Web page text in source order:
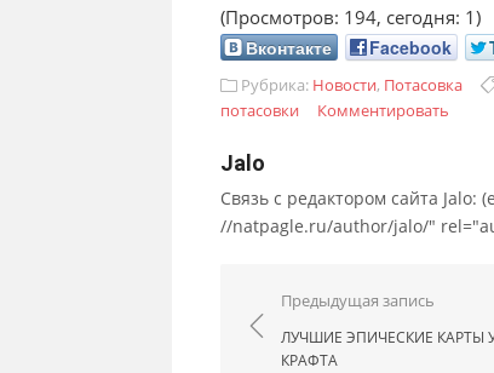
(Просмотров: 194, сегодня: 1)
Вконтакте
Facebook
Рубрика: Новости, Потасовка
потасовки
Комментировать
Jalo
Связь с редактором сайта Jalo:
//natpagle.ru/author/jalo/"
Навигация по
Предыдущая запись
ЛУЧШИЕ ЭПИЧЕСКИЕ КАРТЫ
КРАФТА